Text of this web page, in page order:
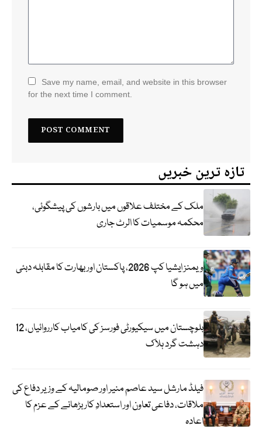
Save my name, email, and website in this browser
for the next time I comment.
تازہ ترین خبریں
ملک کے مختلف علاقوں میں بارشوں کی پیشگوئی،
محکمہ موسمیات کا الرٹ جاری
ویمنز ایشیا کپ 2026، پاکستان اور بھارت کا مقابلہ دبئی
میں ہو گا
بلوچستان میں سیکیورٹی فورسز کی کامیاب کارروائیاں، 12
دہشت گرد ہلاک
فیلڈ مارشل سید عاصم منیر اور صومالیہ کے وزیر دفاع کی
ملاقات، دفاعی تعاون اور استعدادِ کار بڑھانے کے عزم کا
اعادہ